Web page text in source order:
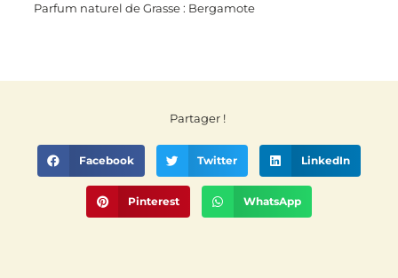
Parfum naturel de Grasse : Bergamote
Partager !
Facebook Twitter LinkedIn
Pinterest WhatsApp